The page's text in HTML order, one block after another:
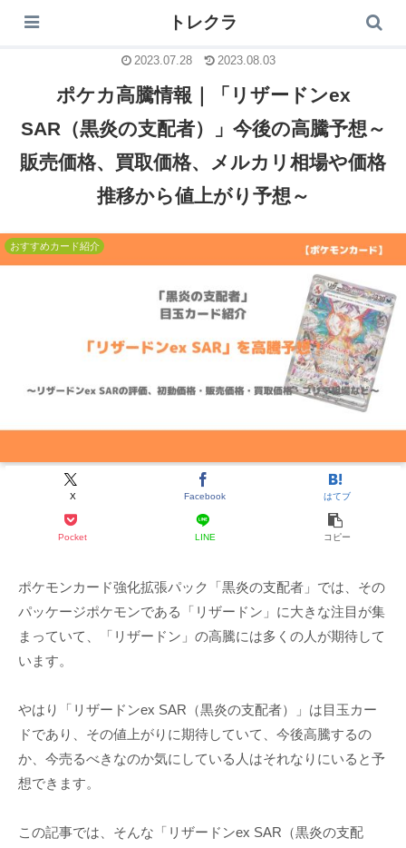
トレクラ
ポケカ高騰情報｜「リザードンex
SAR（黒炎の支配者）」今後の高騰予想～
販売価格、買取価格、メルカリ相場や価格
推移から値上がり予想～
おすすめカード紹介
X Facebook はてブ
Pocket LINE コピー
2023.07.28 2023.08.03
ポケモンカード強化拡張パック「黒炎の支配者」では、その
パッケージポケモンである「リザードン」に大きな注目が集
まっていて、「リザードン」の高騰には多くの人が期待して
います。
やはり「リザードンex SAR（黒炎の支配者）」は目玉カー
ドであり、その値上がりに期待していて、今後高騰するの
か、今売るべきなのか気にしている人はそれなりにいると予
想できます。
この記事では、そんな「リザードンex SAR（黒炎の支配
トレクラ